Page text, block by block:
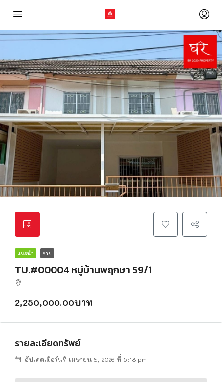
แนะนำ ขาย
TU.#00004 หมู่บ้านพฤกษา 59/1
2,250,000.00บาท
รายละเอียดทรัพย์
อัปเดตเมื่อวันที่ เมษายน 8, 2026 ที่ 5:18 pm